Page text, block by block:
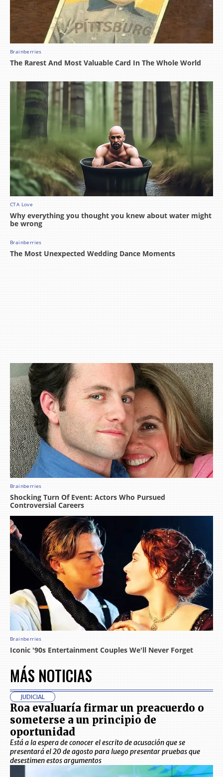
MÁS NOTICIAS
JUDICIAL
Roa evaluaría firmar un preacuerdo o
someterse a un principio de
oportunidad
Está a la espera de conocer el escrito de acusación que se
presentará el 20 de agosto para luego presentar pruebas que
desestimen estos argumentos